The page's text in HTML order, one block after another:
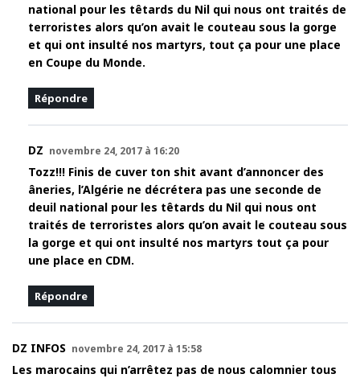
national pour les têtards du Nil qui nous ont traités de
terroristes alors qu’on avait le couteau sous la gorge
et qui ont insulté nos martyrs, tout ça pour une place
en Coupe du Monde.
Répondre
DZ novembre 24, 2017 à 16:20
Tozz!!! Finis de cuver ton shit avant d’annoncer des
âneries, l’Algérie ne décrétera pas une seconde de
deuil national pour les têtards du Nil qui nous ont
traités de terroristes alors qu’on avait le couteau sous
la gorge et qui ont insulté nos martyrs tout ça pour
une place en CDM.
Répondre
DZ INFOS novembre 24, 2017 à 15:58
Les marocains qui n’arrêtez pas de nous calomnier tous